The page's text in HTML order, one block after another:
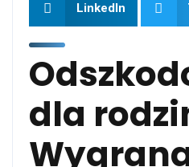
LinkedIn
dla